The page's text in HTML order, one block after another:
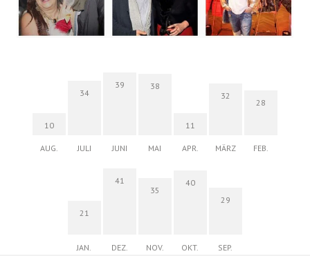
10
AUG.
34
JULI
39
JUNI
38
MAI
11
APR.
32
MÄRZ
28
FEB.
21
JAN.
41
DEZ.
35
NOV.
40
OKT.
29
SEP.